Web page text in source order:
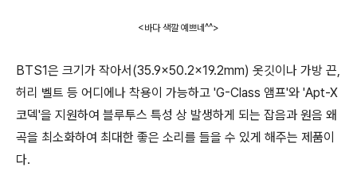
<바다 색깔 예쁘네^^>
BTS1은 크기가 작아서(35.9×50.2×19.2mm) 옷깃이나 가방 끈,
허리 벨트 등 어디에나 착용이 가능하고 'G-Class 앰프'와 'Apt-X
코덱'을 지원하여 블루투스 특성 상 발생하게 되는 잡음과 원음 왜
곡을 최소화하여 최대한 좋은 소리를 들을 수 있게 해주는 제품이
다.